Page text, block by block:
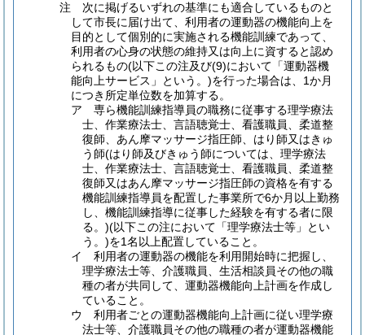
注 次に掲げるいずれの基準にも適合しているものと
して市長に届け出て、利用者の運動器の機能向上を
目的として個別的に実施される機能訓練であって、
利用者の心身の状態の維持又は向上に資すると認め
られるもの(以下この注及び(9)において「運動器機
能向上サービス」という。)を行った場合は、1か月
につき所定単位数を加算する。
ア 専ら機能訓練指導員の職務に従事する理学療法
士、作業療法士、言語聴覚士、看護職員、柔道整
復師、あん摩マッサージ指圧師、はり師又はきゅ
う師(はり師及びきゅう師については、理学療法
士、作業療法士、言語聴覚士、看護職員、柔道整
復師又はあん摩マッサージ指圧師の資格を有する
機能訓練指導員を配置した事業所で6か月以上勤務
し、機能訓練指導に従事した経験を有する者に限
る。)(以下この注において「理学療法士等」とい
う。)を1名以上配置していること。
イ 利用者の運動器の機能を利用開始時に把握し、
理学療法士等、介護職員、生活相談員その他の職
種の者が共同して、運動器機能向上計画を作成し
ていること。
ウ 利用者ごとの運動器機能向上計画に従い理学療
法士等、介護職員その他の職種の者が運動器機能